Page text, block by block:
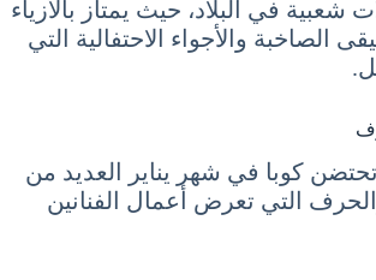
شعبية في البلاد، حيث يمتاز بالأزياء
الصاخبة والأجواء الاحتفالية التي
كوبا في شهر يناير العديد من
التي تعرض أعمال الفنانين